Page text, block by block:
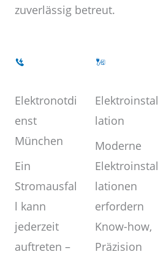
zuverlässig betreut.
Elektronotdi
enst
München
Ein
Stromausfal
l kann
jederzeit
auftreten –
Elektroinstal
lation
Moderne
Elektroinstal
lationen
erfordern
Know-how,
Präzision